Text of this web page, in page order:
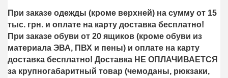
При заказе одежды (кроме верхней) на сумму от 15
тыс. грн. и оплате на карту доставка бесплатно!
При заказе обуви от 20 ящиков (кроме обуви из
материала ЭВА, ПВХ и пены) и оплате на карту
доставка бесплатно! Доставка НЕ ОПЛАЧИВАЕТСЯ
за крупногабаритный товар (чемоданы, рюкзаки,